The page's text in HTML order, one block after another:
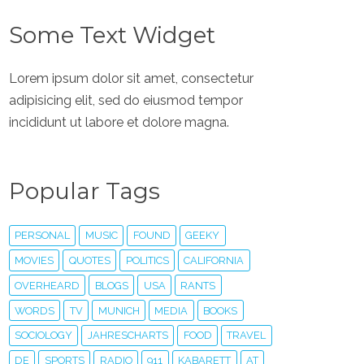
Some Text Widget
Lorem ipsum dolor sit amet, consectetur
adipisicing elit, sed do eiusmod tempor
incididunt ut labore et dolore magna.
Popular Tags
PERSONAL MUSIC FOUND GEEKY
MOVIES QUOTES POLITICS CALIFORNIA
OVERHEARD BLOGS USA RANTS
WORDS TV MUNICH MEDIA BOOKS
SOCIOLOGY JAHRESCHARTS FOOD TRAVEL
DE SPORTS RADIO 911 KABARETT AT